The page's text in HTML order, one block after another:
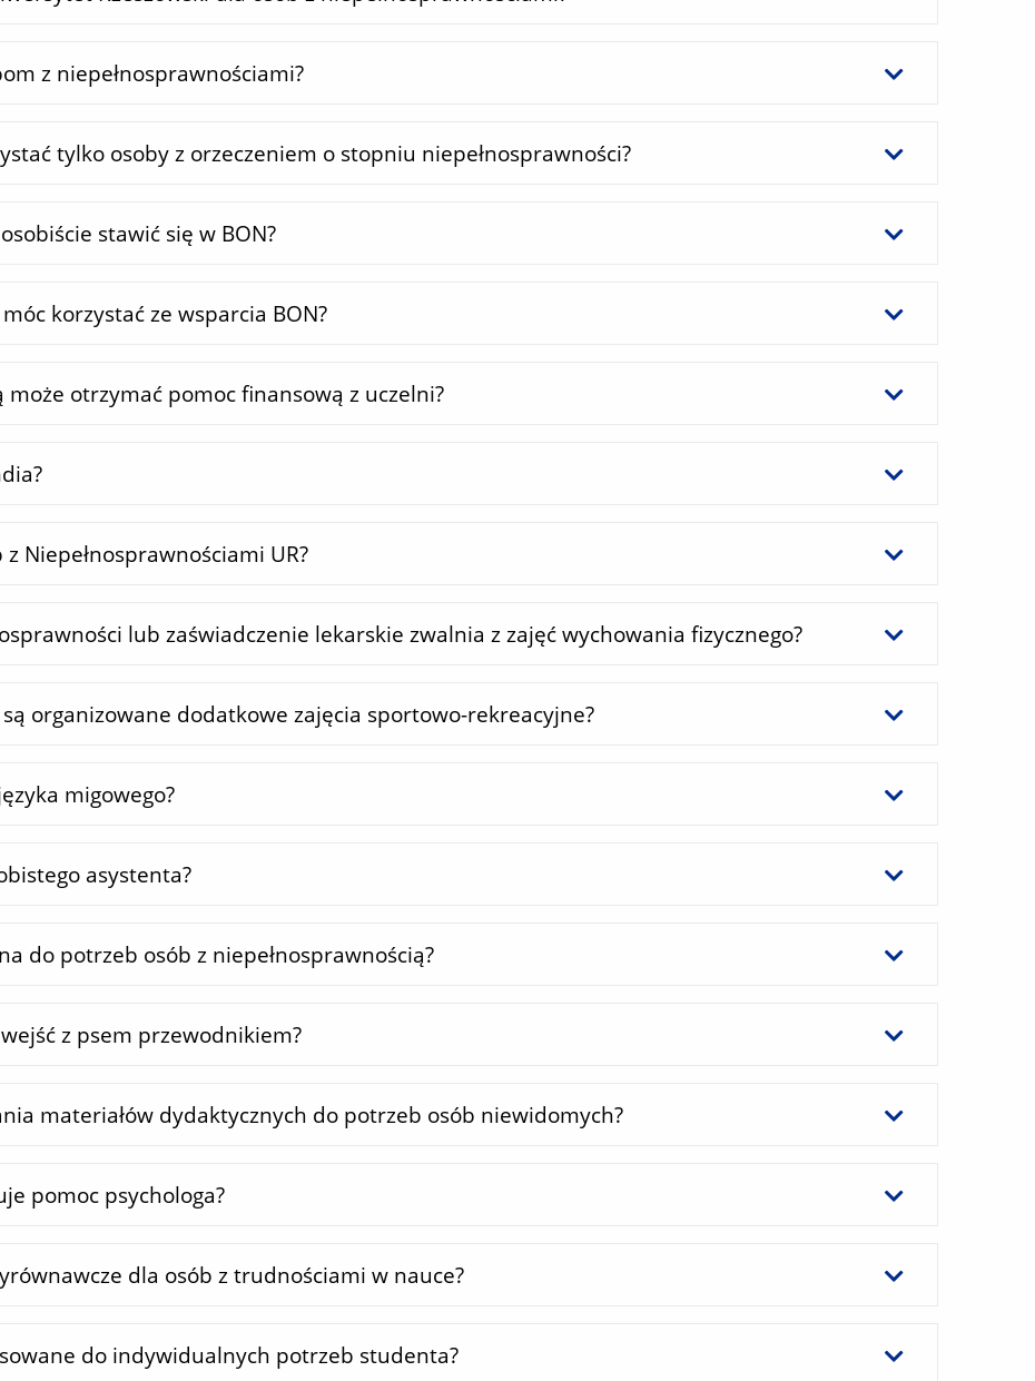
z niepełnosprawnościami?
tylko osoby z orzeczeniem o stopniu niepełnosprawności?
stawić się w BON?
korzystać ze wsparcia BON?
może otrzymać pomoc finansową z uczelni?
Niepełnosprawnościami UR?
lub zaświadczenie lekarskie zwalnia z zajęć wychowania fizycznego?
organizowane dodatkowe zajęcia sportowo-rekreacyjne?
migowego?
asystenta?
do potrzeb osób z niepełnosprawnością?
z psem przewodnikiem?
materiałów dydaktycznych do potrzeb osób niewidomych?
pomoc psychologa?
dla osób z trudnościami w nauce?
do indywidualnych potrzeb studenta?